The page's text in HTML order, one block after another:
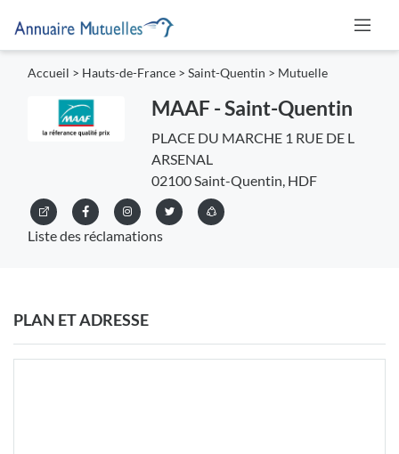
Accueil > Hauts-de-France > Saint-Quentin > Mutuelle
MAAF - Saint-Quentin
PLACE DU MARCHE 1 RUE DE L
ARSENAL
02100 Saint-Quentin, HDF
Liste des réclamations
PLAN ET ADRESSE